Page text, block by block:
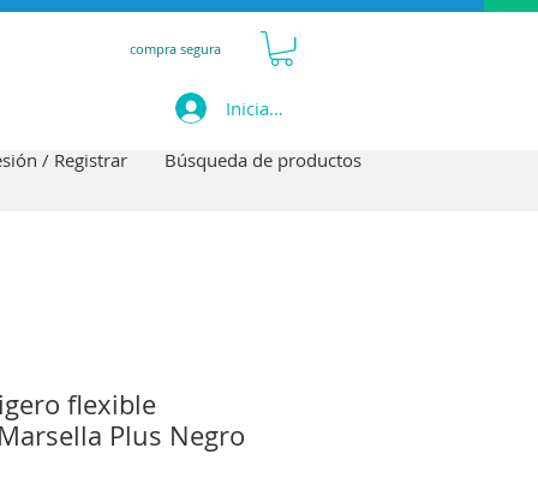
compra segura
Iniciar sesión
/ Registrar Búsqueda de productos
flexible
Plus Negro